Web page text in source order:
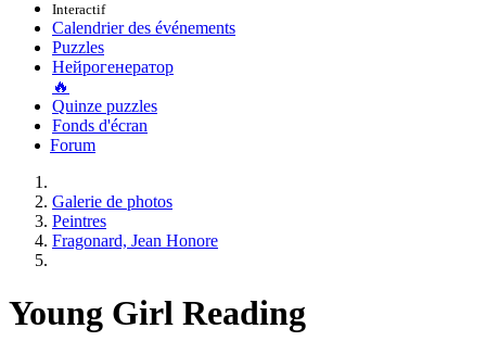
Interactif
Calendrier des événements
Puzzles
Нейрогенератор
🔥
Quinze puzzles
Fonds d'écran
Forum
Galerie de photos
Peintres
Fragonard, Jean Honore
Young Girl Reading